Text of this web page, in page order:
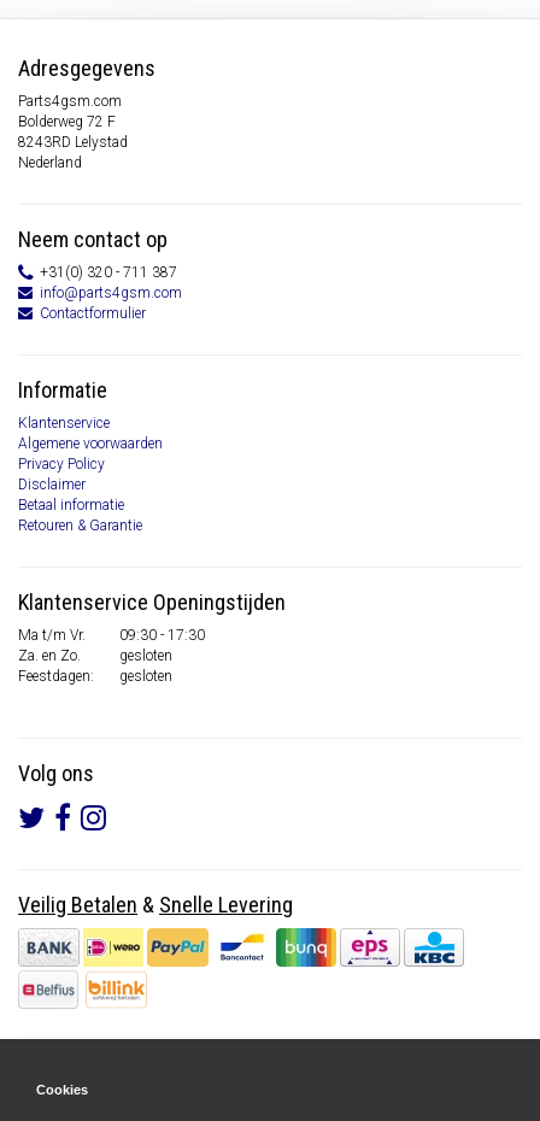
Adresgegevens
Parts4gsm.com
Bolderweg 72 F
8243RD Lelystad
Nederland
Neem contact op
+31(0) 320 - 711 387
info@parts4gsm.com
Contactformulier
Informatie
Klantenservice
Algemene voorwaarden
Privacy Policy
Disclaimer
Betaal informatie
Retouren & Garantie
Klantenservice Openingstijden
Ma t/m Vr.
09:30 - 17:30
Za. en Zo.
gesloten
Feestdagen:
gesloten
Volg ons
Veilig Betalen & Snelle Levering
Cookies